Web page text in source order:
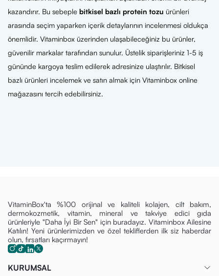
kazandırır. Bu sebeple bitkisel bazlı protein tozu ürünleri
arasında seçim yaparken içerik detaylarının incelenmesi oldukça
önemlidir. Vitaminbox üzerinden ulaşabileceğiniz bu ürünler,
güvenilir markalar tarafından sunulur. Üstelik siparişleriniz 1-5 iş
gününde kargoya teslim edilerek adresinize ulaştırılır. Bitkisel
bazlı ürünleri incelemek ve satın almak için Vitaminbox online
mağazasını tercih edebilirsiniz.
VitaminBox'ta %100 orijinal ve kaliteli kolajen, cilt bakım,
dermokozmetik, vitamin, mineral ve takviye edici gıda
ürünleriyle "Daha İyi Bir Sen" için buradayız. Vitaminbox Ailesine
Katılın! Yeni ürünlerimizden ve özel tekliflerden ilk siz haberdar
olun, fırsatları kaçırmayın!
KURUMSAL